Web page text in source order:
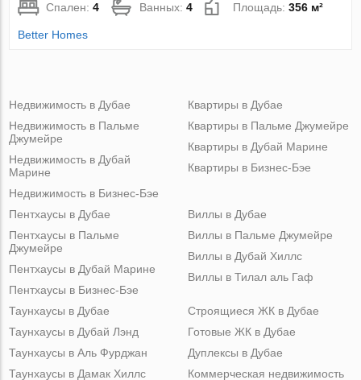
Спален:4 Ванных:4 Площадь:356 м²
Better Homes
Недвижимость в Дубае
Недвижимость в Пальме
Джумейре
Недвижимость в Дубай
Марине
Недвижимость в Бизнес-Бэе
Квартиры в Дубае
Квартиры в Пальме Джумейре
Квартиры в Дубай Марине
Квартиры в Бизнес-Бэе
Пентхаусы в Дубае
Пентхаусы в Пальме
Джумейре
Пентхаусы в Дубай Марине
Пентхаусы в Бизнес-Бэе
Виллы в Дубае
Виллы в Пальме Джумейре
Виллы в Дубай Хиллс
Виллы в Тилал аль Гаф
Таунхаусы в Дубае
Таунхаусы в Дубай Лэнд
Таунхаусы в Аль Фурджан
Таунхаусы в Дамак Хиллс
Строящиеся ЖК в Дубае
Готовые ЖК в Дубае
Дуплексы в Дубае
Коммерческая недвижимость